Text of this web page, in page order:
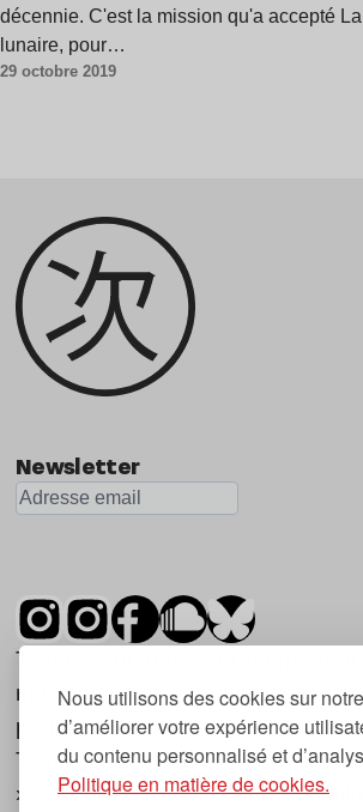
Nous utilisons des cookies sur
d’améliorer votre expérience
du contenu personnalisé et
Politique en matière de cookies.
décennie. C'est la mission qu'a accepté
lunaire, pour…
29 octobre 2019
Newsletter
Tsugi est un mensuel
musique et les nouvelles
première parution date de 2007.
Tsugi en japonais signifie «
», ce qui correspond à la